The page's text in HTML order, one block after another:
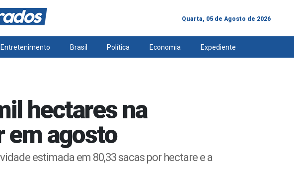
Quarta, 05 de Agosto de 2026
Entretenimento Brasil Política Economia Expediente
hectares na
em agosto
estimada em 80,33 sacas por hectare e a